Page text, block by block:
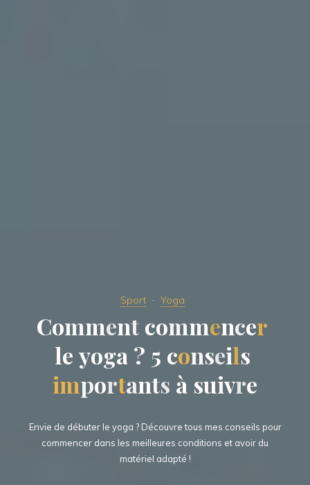
Sport Yoga
Comment commencer
le
e yog
ga ? 5 conseils
importants à suiv
vr
re
Envie de débuter le yoga ? Découvre tous mes conseils pour
commencer dans les meilleures conditions et avoir du
matériel adapté !